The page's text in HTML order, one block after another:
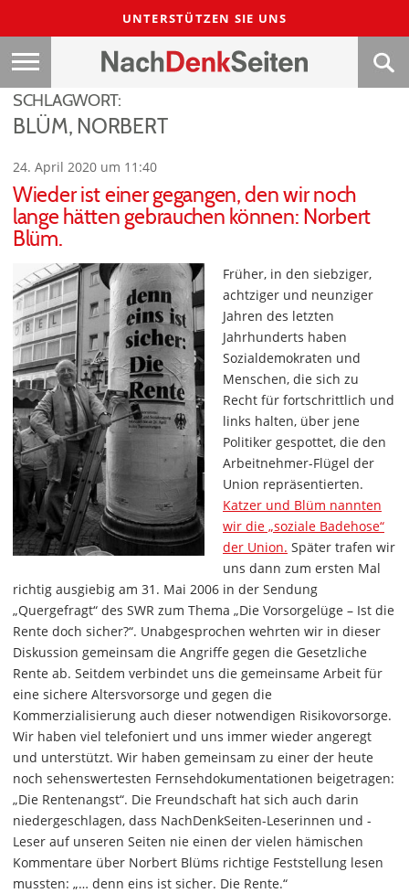
UNTERSTÜTZEN SIE UNS
SCHLAGWORT:
BLÜM, NORBERT
24. April 2020 um 11:40
Wieder ist einer gegangen, den wir noch
lange hätten gebrauchen können: Norbert
Blüm.
Früher, in den siebziger,
achtziger und neunziger
Jahren des letzten
Jahrhunderts haben
Sozialdemokraten und
Menschen, die sich zu
Recht für fortschrittlich und
links halten, über jene
Politiker gespottet, die den
Arbeitnehmer-Flügel der
Union repräsentierten.
Katzer und Blüm nannten
wir die „soziale Badehose“
der Union. Später trafen wir
uns dann zum ersten Mal
richtig ausgiebig am 31. Mai 2006 in der Sendung
„Quergefragt“ des SWR zum Thema „Die Vorsorgelüge – Ist die
Rente doch sicher?“. Unabgesprochen wehrten wir in dieser
Diskussion gemeinsam die Angriffe gegen die Gesetzliche
Rente ab. Seitdem verbindet uns die gemeinsame Arbeit für
eine sichere Altersvorsorge und gegen die
Kommerzialisierung auch dieser notwendigen Risikovorsorge.
Wir haben viel telefoniert und uns immer wieder angeregt
und unterstützt. Wir haben gemeinsam zu einer der heute
noch sehenswertesten Fernsehdokumentationen beigetragen:
„Die Rentenangst“. Die Freundschaft hat sich auch darin
niedergeschlagen, dass NachDenkSeiten-Leserinnen und -
Leser auf unseren Seiten nie einen der vielen hämischen
Kommentare über Norbert Blüms richtige Feststellung lesen
mussten: „… denn eins ist sicher. Die Rente.“